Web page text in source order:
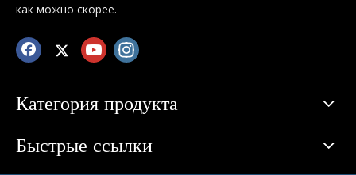
как можно скорее.
Категория продукта
Быстрые ссылки